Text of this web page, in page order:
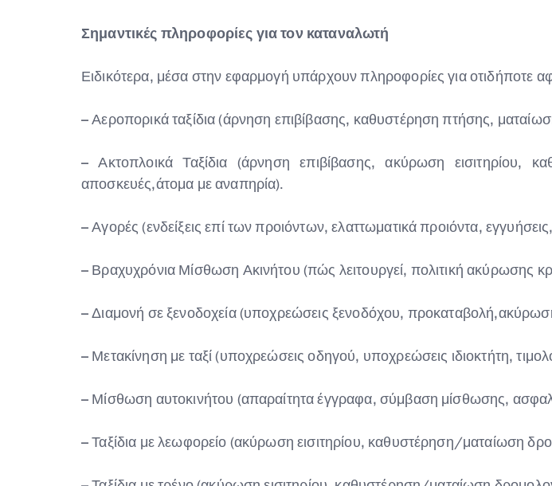
Σημαντικές πληροφορίες για τον καταναλωτή
Ειδικότερα, μέσα στην εφαρμογή υπάρχουν πληροφορίες για οτιδήποτε
– Αεροπορικά ταξίδια (άρνηση επιβίβασης, καθυστέρηση πτήσης,
– Ακτοπλοικά Ταξίδια (άρνηση επιβίβασης, ακύρωση
αποσκευές,άτομα με αναπηρία).
– Αγορές (ενδείξεις επί των προιόντων, ελαττωματικά προιόντα,
– Βραχυχρόνια Μίσθωση Ακινήτου (πώς λειτουργεί, πολιτική ακύρωσης
– Διαμονή σε ξενοδοχεία (υποχρεώσεις ξενοδόχου,
– Μετακίνηση με ταξί (υποχρεώσεις οδηγού, υποχρεώσεις ιδιοκτήτη,
– Μίσθωση αυτοκινήτου (απαραίτητα έγγραφα, σύμβαση μίσθωσης,
– Ταξίδια με λεωφορείο (ακύρωση εισιτηρίου, καθυστέρηση/ματαίωση